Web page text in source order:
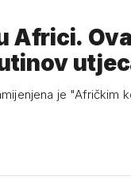
Africi. Ova
je "Afričkim